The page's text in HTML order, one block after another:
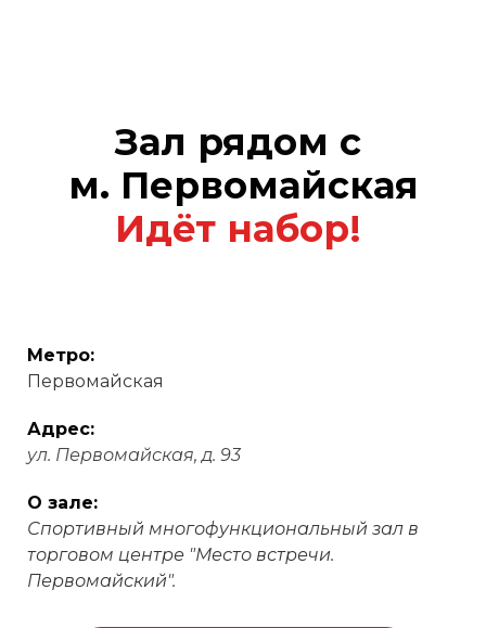
Зал рядом с
м. Первомайская
Идёт набор!
Метро:
Первомайская
Адрес:
ул. Первомайская, д. 93
О зале:
Спортивный многофункциональный зал в
торговом центре "Место встречи.
Первомайский".